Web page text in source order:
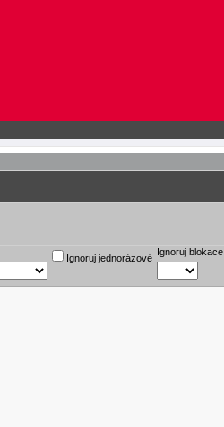
Ignoruj jednorázové
Ignoruj blokace